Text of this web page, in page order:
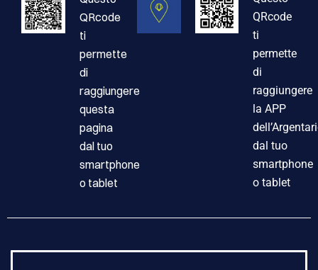
QRcode
ti
permette
di
raggiungere
questa
pagina
dal tuo
smartphone
o tablet
QRcode
ti
permette
di
raggiungere
la APP
dal tuo
smartphone
o tablet